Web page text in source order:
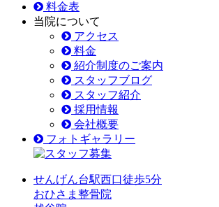
料金表
当院について
アクセス
料金
紹介制度のご案内
スタッフブログ
スタッフ紹介
採用情報
会社概要
フォトギャラリー
せんげん台駅西口徒歩5分
おひさま整骨院